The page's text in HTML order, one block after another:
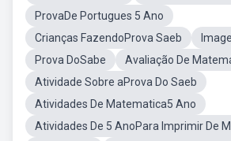
ProvaDe Portugues 5 Ano
Crianças FazendoProva Saeb
Prova DoSabe
Avaliação De
Atividade Sobre aProva Do Saeb
Atividades De Matematica5 Ano
Atividades De 5 AnoPara Imprimir De